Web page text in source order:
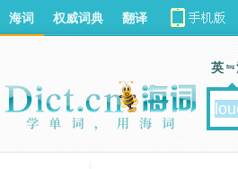
海词 权威词典 翻译
英